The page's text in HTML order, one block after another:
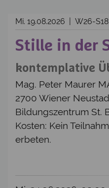
Mi. 19.08.2026 | W26-
Stille in der
kontemplative
Mag. Peter Maurer
2700 Wiener
Bildungszentrum St.
Kosten: Kein
erbeten.